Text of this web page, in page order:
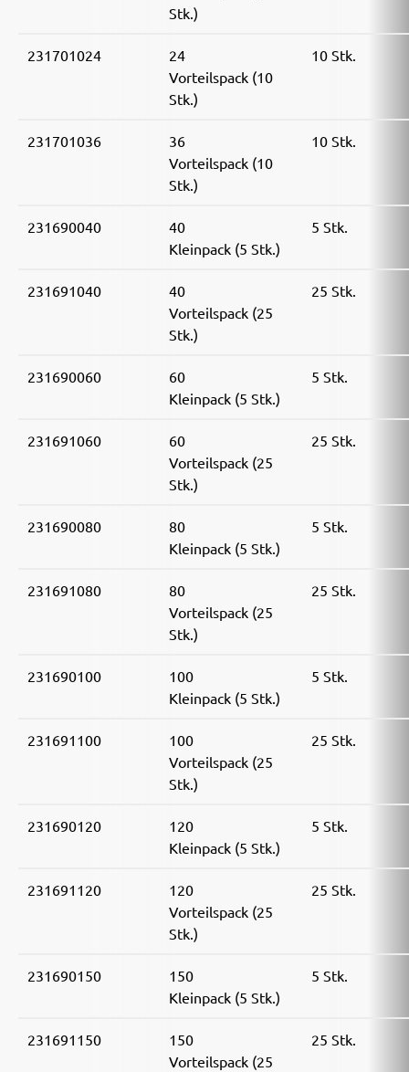
Stk.)
231701024
24
Vorteilspack (10
Stk.)
10 Stk.
231701036
36
Vorteilspack (10
Stk.)
10 Stk.
231690040
40
Kleinpack (5 Stk.)
5 Stk.
231691040
40
Vorteilspack (25
Stk.)
25 Stk.
231690060
60
Kleinpack (5 Stk.)
5 Stk.
231691060
60
Vorteilspack (25
Stk.)
25 Stk.
231690080
80
Kleinpack (5 Stk.)
5 Stk.
231691080
80
Vorteilspack (25
Stk.)
25 Stk.
231690100
100
Kleinpack (5 Stk.)
5 Stk.
231691100
100
Vorteilspack (25
Stk.)
25 Stk.
231690120
120
Kleinpack (5 Stk.)
5 Stk.
231691120
120
Vorteilspack (25
Stk.)
25 Stk.
231690150
150
Kleinpack (5 Stk.)
5 Stk.
231691150
150
Vorteilspack (25
25 Stk.